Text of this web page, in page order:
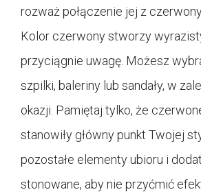
rozważ połączenie jej z
Kolor czerwony stworzy
przyciągnie uwagę. Możesz
szpilki, baleriny lub sandały, w
okazji. Pamiętaj tylko, że
stanowiły główny punkt Twojej
pozostałe elementy ubioru i
stonowane, aby nie przyćmić